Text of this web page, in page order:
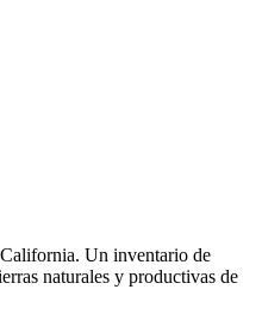
Un inventario de
naturales y productivas de